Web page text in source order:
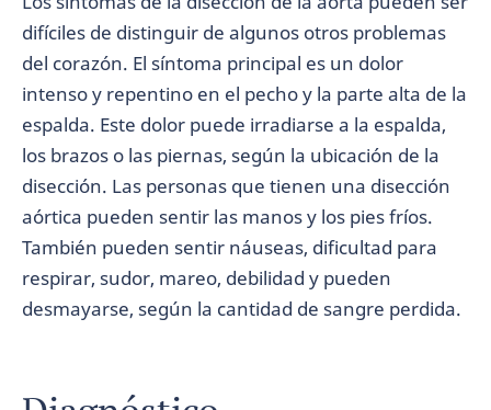
difíciles de distinguir de algunos otros problemas
del corazón. El síntoma principal es un dolor
intenso y repentino en el pecho y la parte alta de la
espalda. Este dolor puede irradiarse a la espalda,
los brazos o las piernas, según la ubicación de la
disección. Las personas que tienen una disección
aórtica pueden sentir las manos y los pies fríos.
También pueden sentir náuseas, dificultad para
respirar, sudor, mareo, debilidad y pueden
desmayarse, según la cantidad de sangre perdida.